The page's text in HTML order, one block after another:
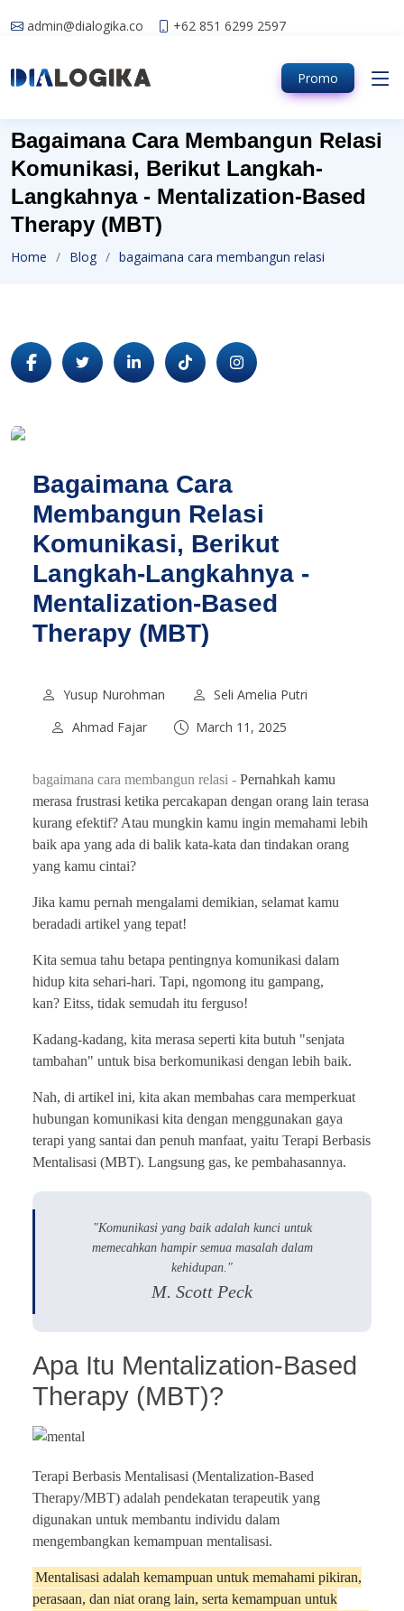
admin@dialogika.co +62 851 6299 2597
Promo
Bagaimana Cara Membangun Relasi
Komunikasi, Berikut Langkah-
Langkahnya - Mentalization-Based
Therapy (MBT)
Home Blog bagaimana cara membangun relasi
Bagaimana Cara
Membangun Relasi
Komunikasi, Berikut
Langkah-Langkahnya -
Mentalization-Based
Therapy (MBT)
Yusup Nurohman
Seli Amelia Putri
Ahmad Fajar
March 11, 2025
bagaimana cara membangun relasi - Pernahkah kamu
merasa frustrasi ketika percakapan dengan orang lain terasa
kurang efektif? Atau mungkin kamu ingin memahami lebih
baik apa yang ada di balik kata-kata dan tindakan orang
yang kamu cintai?
Jika kamu pernah mengalami demikian, selamat kamu
beradadi artikel yang tepat!
Kita semua tahu betapa pentingnya komunikasi dalam
hidup kita sehari-hari. Tapi, ngomong itu gampang,
kan? Eitss, tidak semudah itu ferguso!
Kadang-kadang, kita merasa seperti kita butuh "senjata
tambahan" untuk bisa berkomunikasi dengan lebih baik.
Nah, di artikel ini, kita akan membahas cara memperkuat
hubungan komunikasi kita dengan menggunakan gaya
terapi yang santai dan penuh manfaat, yaitu Terapi Berbasis
Mentalisasi (MBT). Langsung gas, ke pembahasannya.
"Komunikasi yang baik adalah kunci untuk
memecahkan hampir semua masalah dalam
kehidupan."
M. Scott Peck
Apa Itu Mentalization-Based
Therapy (MBT)?
Terapi Berbasis Mentalisasi (Mentalization-Based
Therapy/MBT) adalah pendekatan terapeutik yang
digunakan untuk membantu individu dalam
mengembangkan kemampuan mentalisasi.
Mentalisasi adalah kemampuan untuk memahami pikiran,
perasaan, dan niat orang lain, serta kemampuan untuk